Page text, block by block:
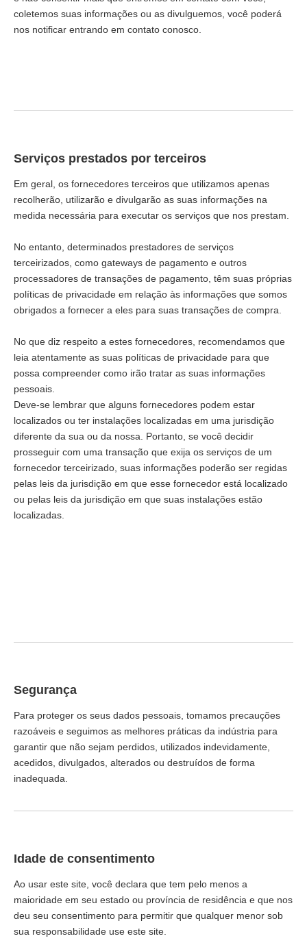
coletemos suas informações ou as divulguemos, você poderá
nos notificar entrando em contato conosco.
Serviços prestados por terceiros
Em geral, os fornecedores terceiros que utilizamos apenas
recolherão, utilizarão e divulgarão as suas informações na
medida necessária para executar os serviços que nos prestam.
No entanto, determinados prestadores de serviços
terceirizados, como gateways de pagamento e outros
processadores de transações de pagamento, têm suas próprias
políticas de privacidade em relação às informações que somos
obrigados a fornecer a eles para suas transações de compra.
No que diz respeito a estes fornecedores, recomendamos que
leia atentamente as suas políticas de privacidade para que
possa compreender como irão tratar as suas informações
pessoais.
Deve-se lembrar que alguns fornecedores podem estar
localizados ou ter instalações localizadas em uma jurisdição
diferente da sua ou da nossa. Portanto, se você decidir
prosseguir com uma transação que exija os serviços de um
fornecedor terceirizado, suas informações poderão ser regidas
pelas leis da jurisdição em que esse fornecedor está localizado
ou pelas leis da jurisdição em que suas instalações estão
localizadas.
Segurança
Para proteger os seus dados pessoais, tomamos precauções
razoáveis ​​e seguimos as melhores práticas da indústria para
garantir que não sejam perdidos, utilizados indevidamente,
acedidos, divulgados, alterados ou destruídos de forma
inadequada.
Idade de consentimento
Ao usar este site, você declara que tem pelo menos a
maioridade em seu estado ou província de residência e que nos
deu seu consentimento para permitir que qualquer menor sob
sua responsabilidade use este site.